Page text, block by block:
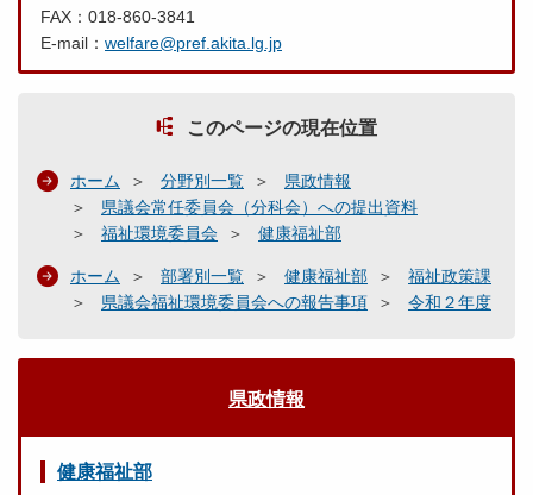
FAX：018-860-3841
E-mail： welfare@pref.akita.lg.jp
このページの現在位置
ホーム 分野別一覧
県政情報
県議会常任委員会（分科会）への提出資料
福祉環境委員会
健康福祉部
ホーム 部署別一覧 健康福祉部
福祉政策課
県議会福祉環境委員会への報告事項
令和２年度
県政情報
健康福祉部